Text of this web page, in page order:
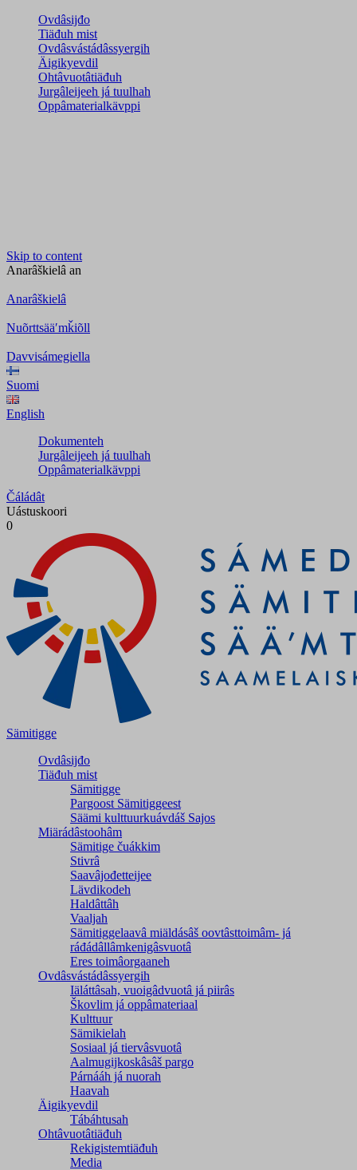
Ovdâsijđo
Tiäđuh mist
Ovdâsvástádâssyergih
Äigikyevdil
Ohtâvuotâtiäđuh
Jurgâleijeeh já tuulhah
Oppâmaterialkävppi
Skip to content
Anarâškielâ an
Anarâškielâ
Nuõrttsääʹmǩiõll
Davvisámegiella
Suomi
English
Dokumenteh
Jurgâleijeeh já tuulhah
Oppâmaterialkävppi
Čáládât
Uástuskoori
0
Sämitigge
Ovdâsijđo
Tiäđuh mist
Sämitigge
Pargoost Sämitiggeest
Säämi kulttuurkuávdáš Sajos
Miärádâstoohâm
Sämitige čuákkim
Stivrâ
Saavâjođetteijee
Lävdikodeh
Haldâttâh
Vaaljah
Sämitiggelaavâ miäldásâš oovtâsttoimâm- já
ráđádâllâmkenigâsvuotâ
Eres toimâorgaaneh
Ovdâsvástádâssyergih
Iäláttâsah, vuoigâdvuotâ já piirâs
Škovlim já oppâmateriaal
Kulttuur
Sämikielah
Sosiaal já tiervâsvuotâ
Aalmugijkoskâsâš pargo
Párnááh já nuorah
Haavah
Äigikyevdil
Tábáhtusah
Ohtâvuotâtiäđuh
Rekigistemtiäđuh
Media